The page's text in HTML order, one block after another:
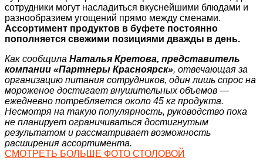
сотрудники могут насладиться вкуснейшими блюдами и
разнообразием угощений прямо между сменами.
Ассортимент продуктов в буфете постоянно
пополняется свежими позициями дважды в день.
Как сообщила Наталья Кретова, представитель
компании «Партнеры Красноярск», отвечающая за
организацию питания сотрудников, один лишь спрос на
мороженое достигает внушительных объемов —
ежедневно потребляется около 45 кг продукта.
Несмотря на такую популярность, руководство пока
не планирует ограничиваться достигнутым
результатом и рассматривает возможность
расширения ассортимента.
СМОТРЕТЬ БОЛЬШЕ ФОТО СТОЛОВОЙ